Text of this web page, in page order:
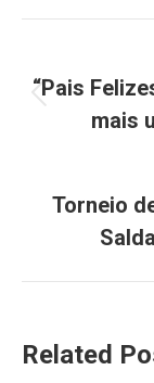
“Pais
mais
Torneio
Related